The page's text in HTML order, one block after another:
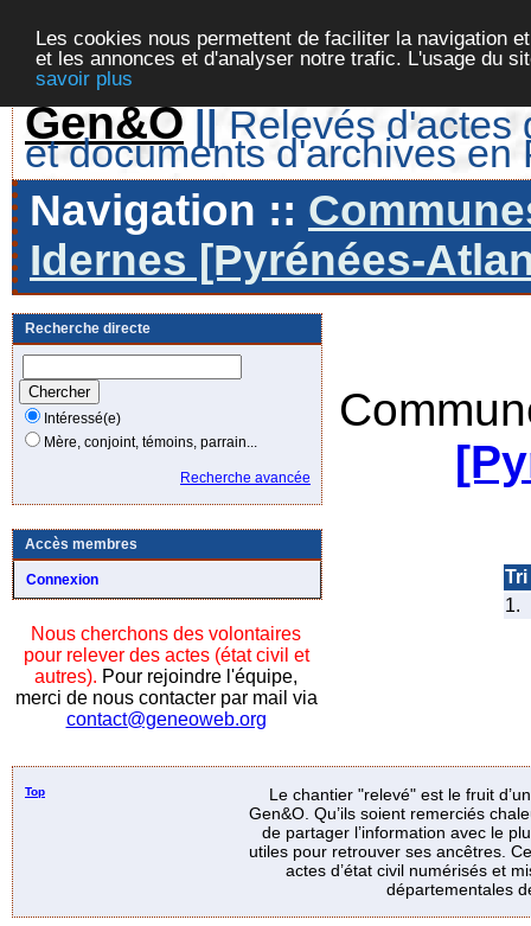
Les cookies nous permettent de faciliter la navigation
et les annonces et d'analyser notre trafic. L'usage du
savoir plus
Gen&O || Relevés d'actes
et documents d'archives en
Navigation ::
Idernes [Pyrénées-
Recherche directe
Intéressé(e)
Mère, conjoint, témoins, parrain...
Recherche avancée
Accès membres
Connexion
Nous cherchons des volontaires
pour relever des actes (état civil et
autres). Pour rejoindre l'équipe,
merci de nous contacter par mail via
contact@geneoweb.org
Tri
1.
Top
Le chantier "relevé" est le fruit
Gen&O. Qu’ils soient remerciés
de partager l’information avec le
utiles pour retrouver ses ancêtres.
actes d’état civil numérisés et
départementales